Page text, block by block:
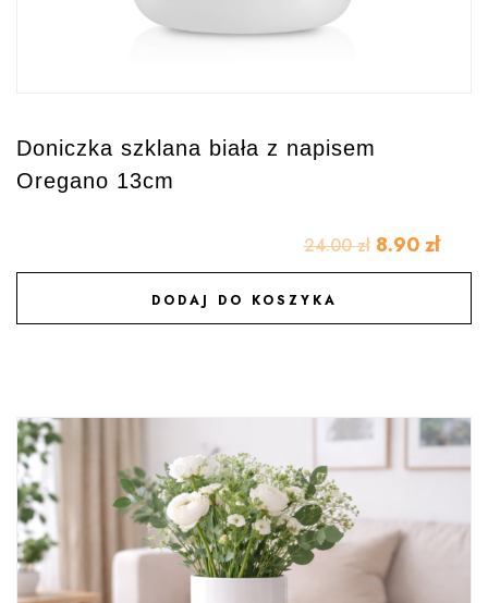
Doniczka szklana biała z napisem
Oregano 13cm
24.00zł 8.90 zł
DODAJ DO KOSZYKA
DODAJ DO ULUBIONYCH